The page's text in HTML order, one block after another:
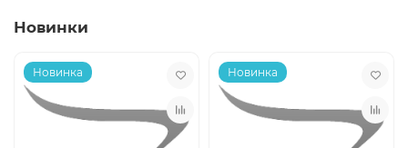
Новинки
Новинка Новинка